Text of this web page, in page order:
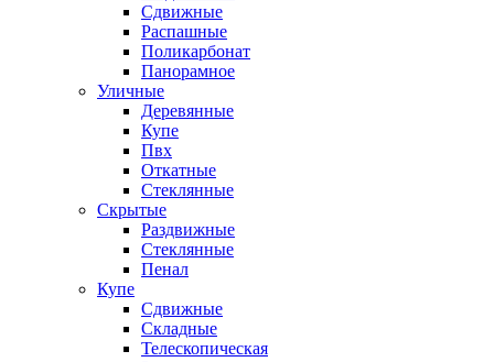
Сдвижные
Распашные
Поликарбонат
Панорамное
Уличные
Деревянные
Купе
Пвх
Откатные
Стеклянные
Скрытые
Раздвижные
Стеклянные
Пенал
Купе
Сдвижные
Складные
Телескопическая